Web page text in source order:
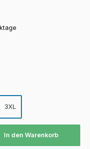
3XL
In den Warenkorb